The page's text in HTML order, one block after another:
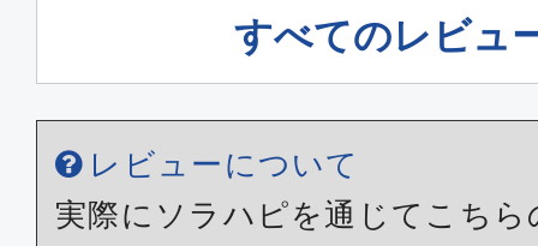
すべてのレビュ
レビューについて
実際にソラハピを通じてこち